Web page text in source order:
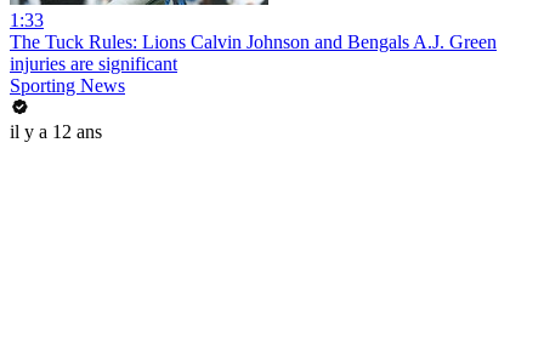
1:33
The Tuck Rules: Lions Calvin Johnson and Bengals A.J. Green
injuries are significant
Sporting News
il y a 12 ans